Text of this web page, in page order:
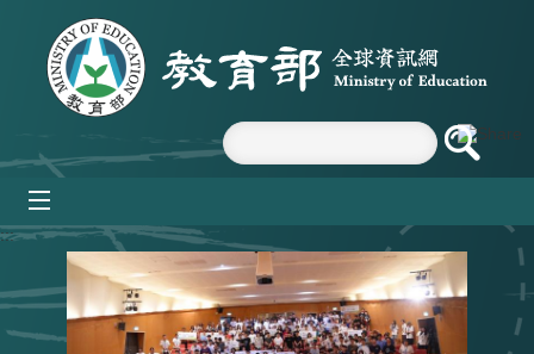
跳到主要內容區塊
:::